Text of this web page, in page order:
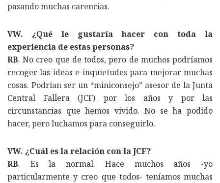
pasando muchas carencias.
VW. ¿Qué le gustaría hacer con toda la
experiencia de estas personas?
RB. No creo que de todos, pero de muchos podríamos
recoger las ideas e inquietudes para mejorar muchas
cosas. Podrían ser un “miniconsejo” asesor de la Junta
Central Fallera (JCF) por los años y por las
circunstancias que hemos vivido. No se ha podido
hacer, pero luchamos para conseguirlo.
VW. ¿Cuál es la relación con la JCF?
RB. Es la normal. Hace muchos años -yo
particularmente y creo que todos- teníamos muchas